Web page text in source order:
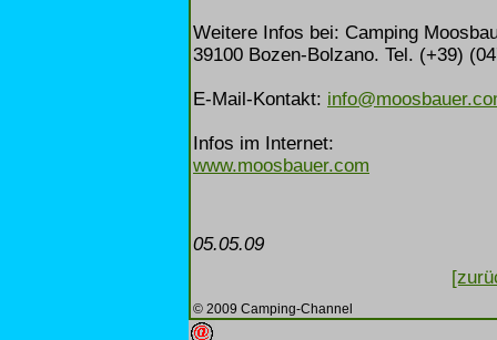
Weitere Infos bei: Camping
39100 Bozen-Bolzano. Tel. (+39)
E-Mail-Kontakt:
Infos im Internet:
www.moosbauer.com
05.05.09
© 2009 Camping-Channel